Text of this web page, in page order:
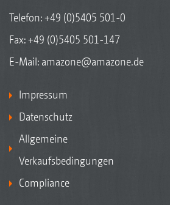
links und rechts neben der
AMAZONE den
die Fahrspur nahezu frei von
hydraulisch vom Traktorsitz.
Telefon:+49 (0)5405 501-0
Fax: +49 (0)5405 501-147
E-Mail: amazone@amazone.de
Impressum
Datenschutz
Allgemeine
Verkaufsbedingungen
Compliance